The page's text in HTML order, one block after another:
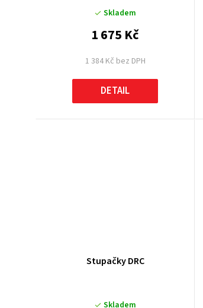
Skladem
1 384 Kč bez DPH
1 675 Kč
DETAIL
Stupačky DRC
Skladem